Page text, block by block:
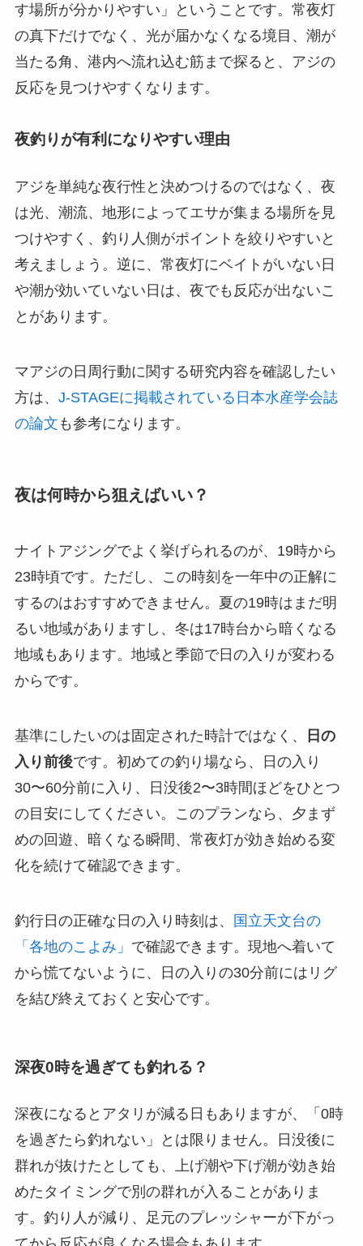
す場所が分かりやすい」ということです。常夜灯
の真下だけでなく、光が届かなくなる境目、潮が
当たる角、港内へ流れ込む筋まで探ると、アジの
反応を見つけやすくなります。
夜釣りが有利になりやすい理由
アジを単純な夜行性と決めつけるのではなく、夜
は光、潮流、地形によってエサが集まる場所を見
つけやすく、釣り人側がポイントを絞りやすいと
考えましょう。逆に、常夜灯にベイトがいない日
や潮が効いていない日は、夜でも反応が出ないこ
とがあります。
マアジの日周行動に関する研究内容を確認したい
方は、 J-STAGEに掲載されている日本水産学会誌
の論文 も参考になります。
夜は何時から狙えばいい？
ナイトアジングでよく挙げられるのが、19時から
23時頃です。ただし、この時刻を一年中の正解に
するのはおすすめできません。夏の19時はまだ明
るい地域がありますし、冬は17時台から暗くなる
地域もあります。地域と季節で日の入りが変わる
からです。
基準にしたいのは固定された時計ではなく、
日の
入り前後です。初めての釣り場なら、日の入り
30〜60分前に入り、日没後2〜3時間ほどをひとつ
の目安にしてください。このプランなら、夕まず
めの回遊、暗くなる瞬間、常夜灯が効き始める変
化を続けて確認できます。
釣行日の正確な日の入り時刻は、
国立天文台の
「各地のこよみ」 で確認できます。現地へ着いて
から慌てないように、日の入りの30分前にはリグ
を結び終えておくと安心です。
深夜0時を過ぎても釣れる？
深夜になるとアタリが減る日もありますが、「0時
を過ぎたら釣れない」とは限りません。日没後に
群れが抜けたとしても、上げ潮や下げ潮が効き始
めたタイミングで別の群れが入ることがありま
す。釣り人が減り、足元のプレッシャーが下がっ